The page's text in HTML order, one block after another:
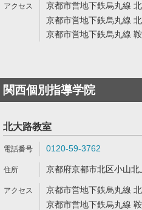
京都市営地下鉄烏丸線
京都市営地下鉄烏丸線
京都市営地下鉄烏丸線
関西個別指導学院
北大路教室
0120-59-3762
京都府京都市北区小山
京都市営地下鉄烏丸線
京都市営地下鉄烏丸線